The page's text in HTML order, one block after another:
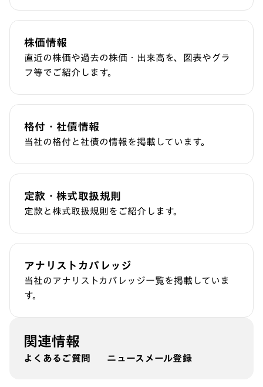
株価情報
直近の株価や過去の株価・出来高を、図表やグラ
フ等でご紹介します。
格付・社債情報
当社の格付と社債の情報を掲載しています。
定款・株式取扱規則
定款と株式取扱規則をご紹介します。
アナリストカバレッジ
当社のアナリストカバレッジ一覧を掲載していま
す。
関連情報
よくあるご質問 ニュースメール登録